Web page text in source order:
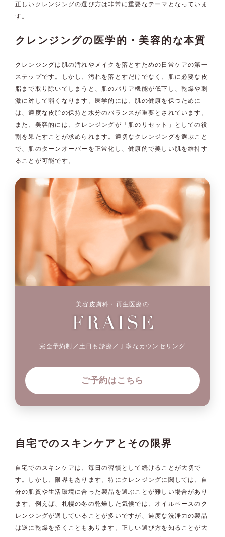
正しいクレンジングの選び方は非常に重要なテーマとなっていま
す。
クレンジングの医学的・美容的な本質
クレンジングは肌の汚れやメイクを落とすための日常ケアの第一
ステップです。しかし、汚れを落とすだけでなく、肌に必要な皮
脂まで取り除いてしまうと、肌のバリア機能が低下し、乾燥や刺
激に対して弱くなります。医学的には、肌の健康を保つために
は、適度な皮脂の保持と水分のバランスが重要とされています。
また、美容的には、クレンジングが「肌のリセット」としての役
割を果たすことが求められます。適切なクレンジングを選ぶこと
で、肌のターンオーバーを正常化し、健康的で美しい肌を維持す
ることが可能です。
美容皮膚科・再生医療の
完全予約制／土日も診療／丁寧なカウンセリング
ご予約はこちら
自宅でのスキンケアとその限界
自宅でのスキンケアは、毎日の習慣として続けることが大切で
す。しかし、限界もあります。特にクレンジングに関しては、自
分の肌質や生活環境に合った製品を選ぶことが難しい場合があり
ます。例えば、札幌の冬の乾燥した気候では、オイルベースのク
レンジングが適していることが多いですが、過度な洗浄力の製品
は逆に乾燥を招くこともあります。正しい選び方を知ることが大